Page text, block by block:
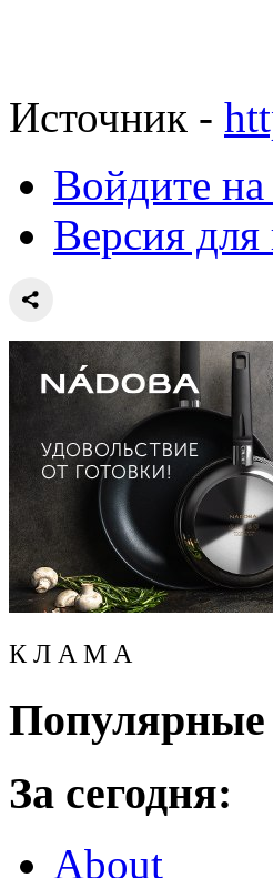
Источник -
Войдите на
Версия для
К Л А М А
Популярные
За сегодня:
About